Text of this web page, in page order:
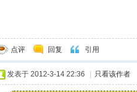
点评 回复 引用
发表于 2012-3-14 22:36 只看该作者